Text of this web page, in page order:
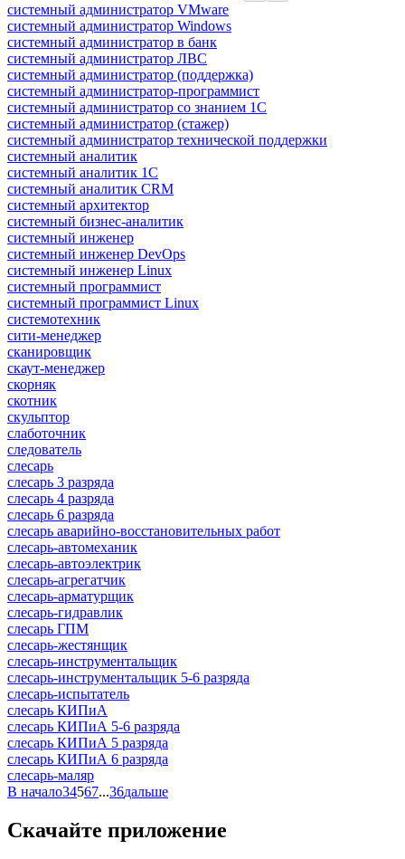
системный администратор VMware
системный администратор Windows
системный администратор в банк
системный администратор ЛВС
системный администратор (поддержка)
системный администратор-программист
системный администратор со знанием 1С
системный администратор (стажер)
системный администратор технической поддержки
системный аналитик
системный аналитик 1С
системный аналитик CRM
системный архитектор
системный бизнес-аналитик
системный инженер
системный инженер DevOps
системный инженер Linux
системный программист
системный программист Linux
системотехник
сити-менеджер
сканировщик
скаут-менеджер
скорняк
скотник
скульптор
слаботочник
следователь
слесарь
слесарь 3 разряда
слесарь 4 разряда
слесарь 6 разряда
слесарь аварийно-восстановительных работ
слесарь-автомеханик
слесарь-автоэлектрик
слесарь-агрегатчик
слесарь-арматурщик
слесарь-гидравлик
слесарь ГПМ
слесарь-жестянщик
слесарь-инструментальщик
слесарь-инструментальщик 5-6 разряда
слесарь-испытатель
слесарь КИПиА
слесарь КИПиА 5-6 разряда
слесарь КИПиА 5 разряда
слесарь КИПиА 6 разряда
слесарь-маляр
В начало34567...36дальше
Скачайте приложение